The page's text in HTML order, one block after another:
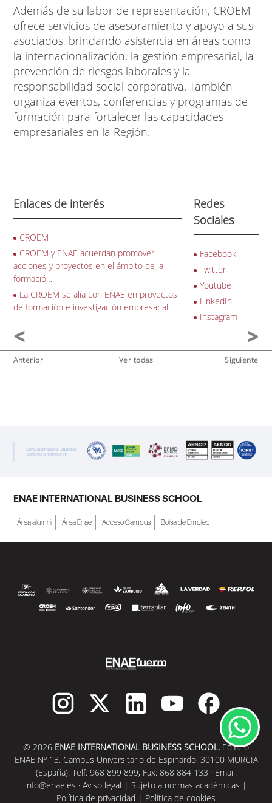
Además de su labor de representación, CROEM
ofrece servicios de asesoramiento y apoyo a sus
asociados, brindando asistencia en áreas como
la internacionalización, la gestión empresarial, la
prevención de riesgos laborales y la
responsabilidad social corporativa. También
organiza eventos, conferencias y programas de
formación para fortalecer las capacidades
empresariales en la Región.
Enlaces de interés
CROEM
CROEM y ENAE acuerdan promover
acciones y proyectos en el ámbito de la
formació…
La CROEM se alía con ENAE en proyectos
de formación e investigación empresarial
Redes
Sociales
Facebook
Twitter
Youtube
LinkedIn
Instagram
Anterior Ver todas Siguiente
ENAE INTERNATIONAL BUSINESS SCHOOL
Área alumni Área Enae Acceso Campus Bolsa de Empleo
© 2026 ENAE INTERNATIONAL BUSINESS SCHOOL. Edificio
ENAE Nº 13. Campus Universitario de Espinardo. 30100 MURCIA
(España). Telf. 968 899 899, Fax: 868 884 133 · Email:
info@enae.es · Aviso legal | Sujeto a normas académicas |
Política de privacidad | Política de cookies